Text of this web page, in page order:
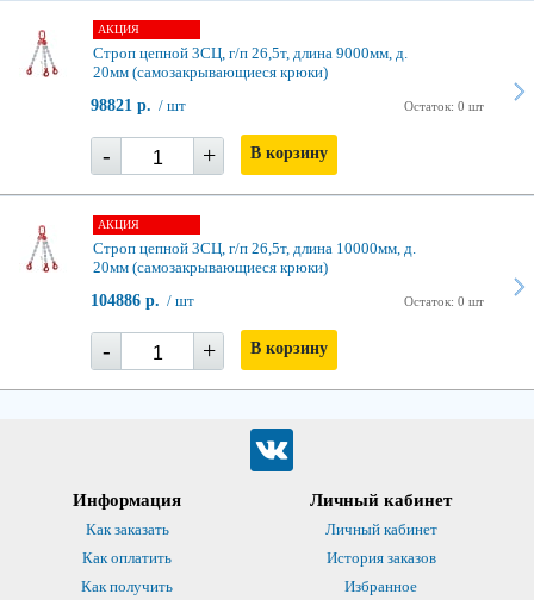
АКЦИЯ
Строп цепной 3СЦ, г/п 26,5т, длина 9000мм, д.
20мм (самозакрывающиеся крюки)
Остаток: 0 шт
98821 р. / шт
- + В корзину
АКЦИЯ
Строп цепной 3СЦ, г/п 26,5т, длина 10000мм, д.
20мм (самозакрывающиеся крюки)
Остаток: 0 шт
104886 р. / шт
- + В корзину
Информация
Как заказать
Как оплатить
Как получить
Личный кабинет
Личный кабинет
История заказов
Избранное